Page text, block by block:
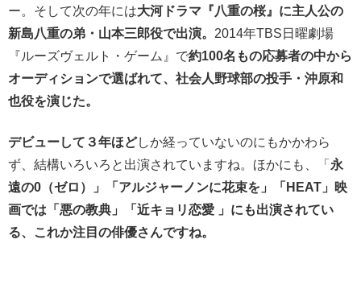
ー。そして次の年には大河ドラマ『八重の桜』に主人公の
新島八重の弟・山本三郎役で出演。 2014年TBS日曜劇場
『ルーズヴェルト・ゲーム』で約100名もの応募者の中から
オーディションで選ばれて、社会人野球部の投手・沖原和
也役を演じた。
デビューして３年ほどしか経っていないのにもかかわら
ず、結構いろいろと出演されていますね。ほかにも、「 永
遠の0（ゼロ）」「アルジャーノンに花束を」「HEAT」映
画では「悪の教典」「近キョリ恋愛 」にも出演されてい
る、これか注目の俳優さんですね。